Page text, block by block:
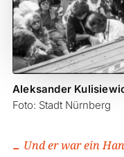
Aleksander
Foto: Stadt Nürnberg
Und er war ein